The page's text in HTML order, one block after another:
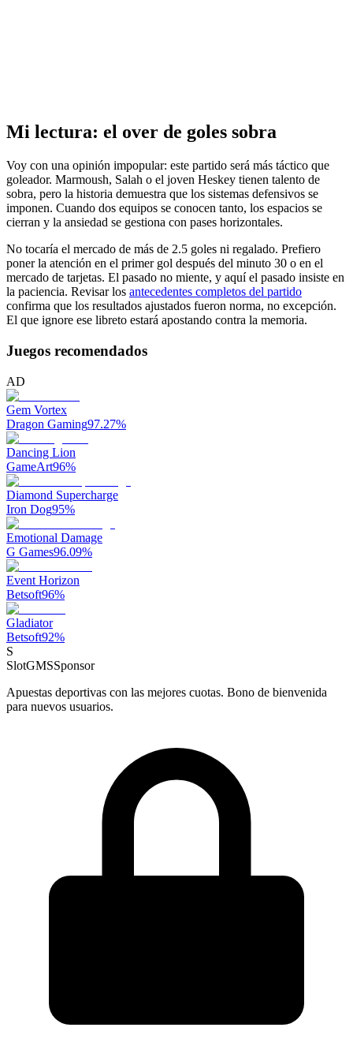
Mi lectura: el over de goles sobra
Voy con una opinión impopular: este partido será más táctico que
goleador. Marmoush, Salah o el joven Heskey tienen talento de
sobra, pero la historia demuestra que los sistemas defensivos se
imponen. Cuando dos equipos se conocen tanto, los espacios se
cierran y la ansiedad se gestiona con pases horizontales.
No tocaría el mercado de más de 2.5 goles ni regalado. Prefiero
poner la atención en el primer gol después del minuto 30 o en el
mercado de tarjetas. El pasado no miente, y aquí el pasado insiste en
la paciencia. Revisar los antecedentes completos del partido
confirma que los resultados ajustados fueron norma, no excepción.
El que ignore ese libreto estará apostando contra la memoria.
Juegos recomendados
AD
Gem Vortex
Dragon Gaming97.27%
Dancing Lion
GameArt96%
Diamond Supercharge
Iron Dog95%
Emotional Damage
G Games96.09%
Event Horizon
Betsoft96%
Gladiator
Betsoft92%
S
SlotGMSSponsor
Apuestas deportivas con las mejores cuotas. Bono de bienvenida
para nuevos usuarios.